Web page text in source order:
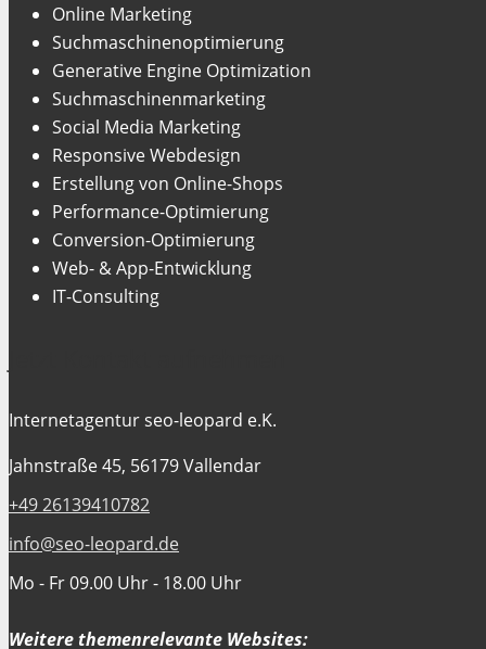
Online Marketing
Suchmaschinenoptimierung
Generative Engine Optimization
Suchmaschinenmarketing
Social Media Marketing
Responsive Webdesign
Erstellung von Online-Shops
Performance-Optimierung
Conversion-Optimierung
Web- & App-Entwicklung
IT-Consulting
Internetagentur seo-leopard e.K.
Jahnstraße 45, 56179 Vallendar
+49 26139410782
info@seo-leopard.de
Mo - Fr 09.00 Uhr - 18.00 Uhr
Weitere themenrelevante Websites: